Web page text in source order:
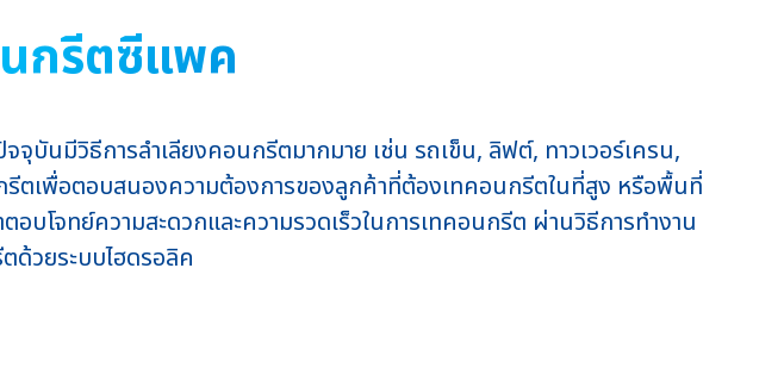
กรีตซีแพค
บันมีวิธีการลำเลียงคอนกรีตมากมาย เช่น รถเข็น, ลิฟต์, ทาวเวอร์เครน,
รีตเพื่อตอบสนองความต้องการของลูกค้าที่ต้องเทคอนกรีตในที่สูง หรือพื้นที่
บโจทย์ความสะดวกและความรวดเร็วในการเทคอนกรีต ผ่านวิธีการทำงาน
ด้วยระบบไฮดรอลิค